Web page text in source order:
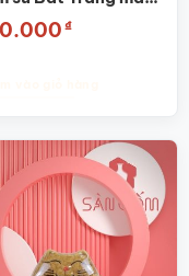
SG-TT10
₫